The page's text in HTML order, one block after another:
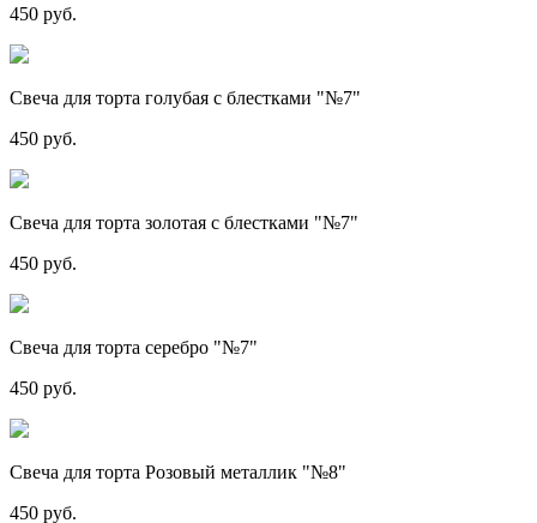
450 руб.
Свеча для торта голубая с блестками "№7"
450 руб.
Свеча для торта золотая с блестками "№7"
450 руб.
Свеча для торта серебро "№7"
450 руб.
Свеча для торта Розовый металлик "№8"
450 руб.